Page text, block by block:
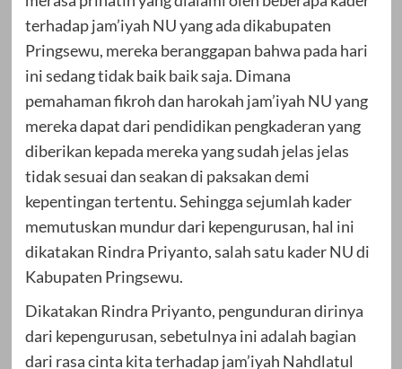
terhadap jam’iyah NU yang ada dikabupaten
Pringsewu, mereka beranggapan bahwa pada hari
ini sedang tidak baik baik saja. Dimana
pemahaman fikroh dan harokah jam’iyah NU yang
mereka dapat dari pendidikan pengkaderan yang
diberikan kepada mereka yang sudah jelas jelas
tidak sesuai dan seakan di paksakan demi
kepentingan tertentu. Sehingga sejumlah kader
memutuskan mundur dari kepengurusan, hal ini
dikatakan Rindra Priyanto, salah satu kader NU di
Kabupaten Pringsewu.
Dikatakan Rindra Priyanto, pengunduran dirinya
dari kepengurusan, sebetulnya ini adalah bagian
dari rasa cinta kita terhadap jam’iyah Nahdlatul